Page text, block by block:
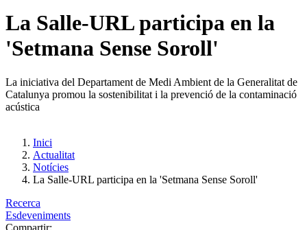
La Salle-URL participa en la
'Setmana Sense Soroll'
La iniciativa del Departament de Medi Ambient de la Generalitat de
Catalunya promou la sostenibilitat i la prevenció de la contaminació
acústica
Inici
Actualitat
Notícies
La Salle-URL participa en la 'Setmana Sense Soroll'
Recerca
Esdeveniments
Compartir: